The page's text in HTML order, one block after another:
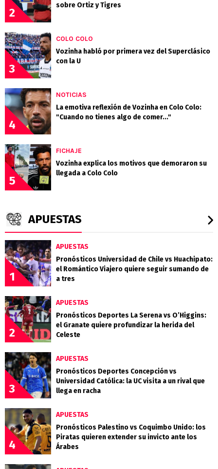
2
sobre Ortiz y Tigres
3
COLO COLO
Vozinha habló por primera vez del Superclásico
con la U
4
NOTICIAS
La emotiva reflexión de Vozinha en Colo Colo:
"Cuando no tienes algo de comer..."
5
FICHAJE
Vozinha explica los motivos que demoraron su
llegada a Colo Colo
APUESTAS
1
APUESTAS
Pronósticos Universidad de Chile vs Huachipato:
el Romántico Viajero quiere seguir sumando de
a tres
2
APUESTAS
Pronósticos Deportes La Serena vs O’Higgins:
el Granate quiere profundizar la herida del
Celeste
3
APUESTAS
Pronósticos Deportes Concepción vs
Universidad Católica: la UC visita a un rival que
llega en racha
4
APUESTAS
Pronósticos Palestino vs Coquimbo Unido: los
Piratas quieren extender su invicto ante los
Árabes